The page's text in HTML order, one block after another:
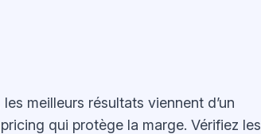
meilleurs résultats viennent d’un
qui protège la marge. Vérifiez les